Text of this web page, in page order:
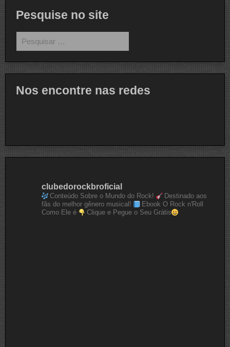
Pesquise no site
por:
Nos encontre nas redes
clubedorockbroficial
Conteúdo Sobre o Mundo do Rock!
Destinado aos
fãs do melhor gênero musical!
Ebook O Rock n'Roll
Como Ele é
Clique e Pegue o Seu Grátis